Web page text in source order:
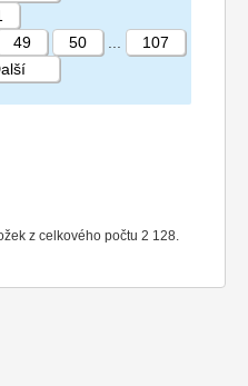
48 107
z celkového počtu 2 128.
49 50
107